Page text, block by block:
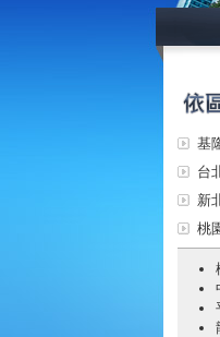
基
台
新
桃